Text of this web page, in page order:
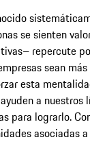
se sienten
repercute
sean
esta
a nuestros
para lograrlo.
asociadas